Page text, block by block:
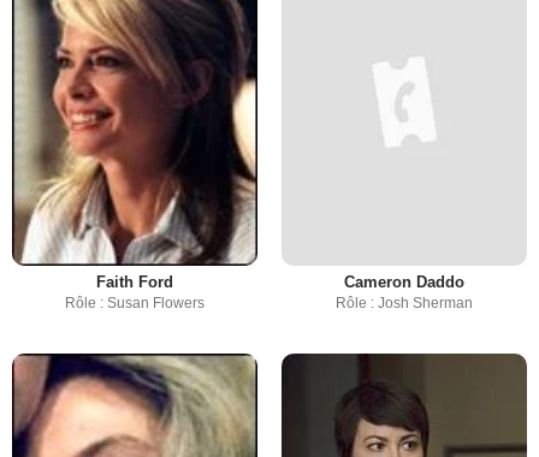
Faith Ford
Rôle : Susan Flowers
Cameron Daddo
Rôle : Josh Sherman